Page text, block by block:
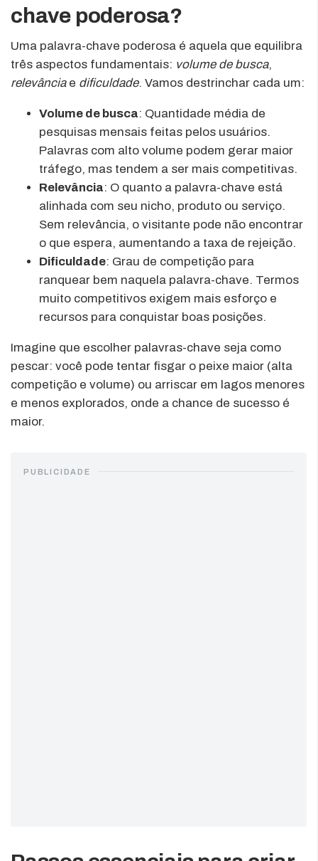
chave poderosa?
Uma palavra-chave poderosa é aquela que equilibra
três aspectos fundamentais: volume de busca,
relevânciae dificuldade. Vamos destrinchar cada um:
Volume de busca: Quantidade média de
pesquisas mensais feitas pelos usuários.
Palavras com alto volume podem gerar maior
tráfego, mas tendem a ser mais competitivas.
Relevância: O quanto a palavra-chave está
alinhada com seu nicho, produto ou serviço.
Sem relevância, o visitante pode não encontrar
o que espera, aumentando a taxa de rejeição.
Dificuldade: Grau de competição para
ranquear bem naquela palavra-chave. Termos
muito competitivos exigem mais esforço e
recursos para conquistar boas posições.
Imagine que escolher palavras-chave seja como
pescar: você pode tentar fisgar o peixe maior (alta
competição e volume) ou arriscar em lagos menores
e menos explorados, onde a chance de sucesso é
maior.
PUBLICIDADE